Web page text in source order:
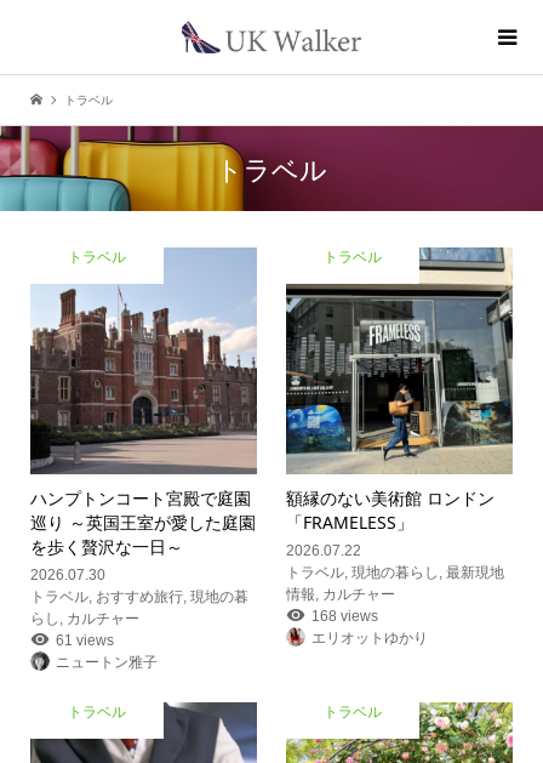
トラベル
トラベル
トラベル
ハンプトンコート宮殿で庭園
巡り ～英国王室が愛した庭園
を歩く贅沢な一日～
2026.07.30
トラベル, おすすめ旅行, 現地の暮
らし
カルチャー
61 views
ニュートン雅子
トラベル
額縁のない美術館 ロンドン
「FRAMELESS」
2026.07.22
トラベル ,現地の暮らし ,最新現地
情報 カルチャー
168 views
エリオットゆかり
トラベル トラベル